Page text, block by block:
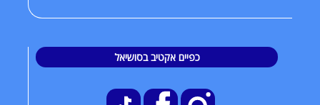
כפיים אקטיב בסושיאל